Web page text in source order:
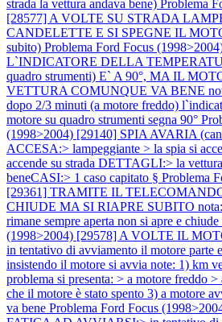
strada la vettura andava bene) Problema
[28577] A VOLTE SU STRADA
CANDELETTE E SI SPEGNE IL
subito) Problema Ford Focus
L`INDICATORE DELLA
quadro strumenti) E` A 90°, MA IL
VETTURA COMUNQUE VA BENE
dopo 2/3 minuti (a motore freddo)
motore su quadro strumenti segna 90°
(1998>2004) [29140] SPIA AVARIA
ACCESA:> lampeggiante > la spia si
accende su strada DETTAGLI:> la
beneCASI:> 1 caso capitato § Problema
[29361] TRAMITE IL
CHIUDE MA SI RIAPRE SUBITO nota:
rimane sempre aperta non si apre e chiude
(1998>2004) [29578] A VOLTE IL
in tentativo di avviamento il motore parte
insistendo il motore si avvia note: 1) km
problema si presenta: > a motore freddo
che il motore è stato spento 3) a motore
va bene Problema Ford Focus